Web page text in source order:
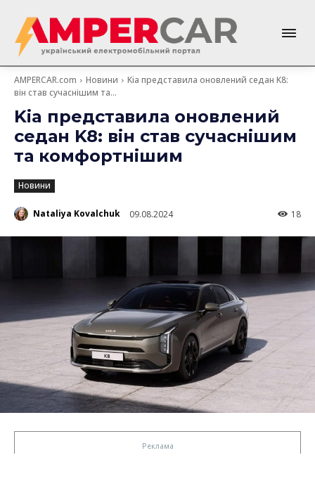
AMPERCAR.com Новини
Kia представила оновлений седан K8:
він став сучаснішим та...
Kia представила оновлений
седан K8: він став сучаснішим
та комфортнішим
Новини
Nataliya Kovalchuk 09.08.2024 18